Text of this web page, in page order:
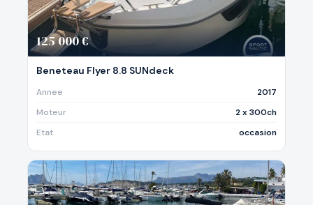
125 000 €
Beneteau Flyer 8.8 SUNdeck
Annee
2017
Moteur
2 x 300ch
Etat
occasion